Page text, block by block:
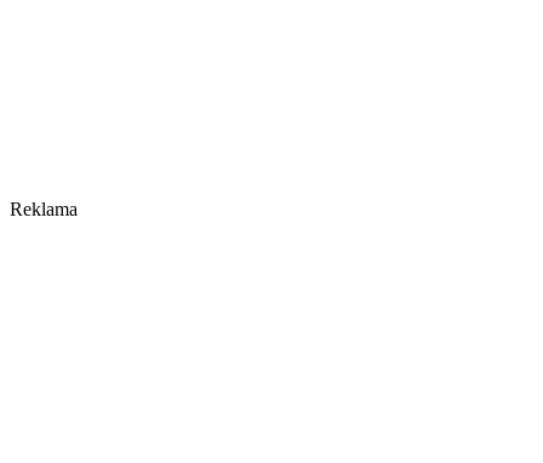
Reklama